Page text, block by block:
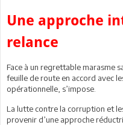
Une approche
relance
Face à un regrettable marasme
feuille de route en accord avec
opérationnelle, s’impose.
La lutte contre la corruption et
provenir d’une approche